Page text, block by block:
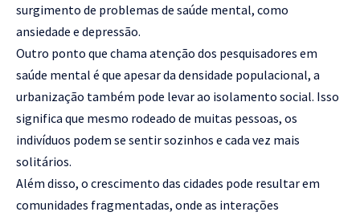
surgimento de problemas de saúde mental, como
ansiedade e depressão.
Outro ponto que chama atenção dos pesquisadores em
saúde mental é que apesar da densidade populacional, a
urbanização também pode levar ao isolamento social. Isso
significa que mesmo rodeado de muitas pessoas, os
indivíduos podem se sentir sozinhos e cada vez mais
solitários.
Além disso, o crescimento das cidades pode resultar em
comunidades fragmentadas, onde as interações